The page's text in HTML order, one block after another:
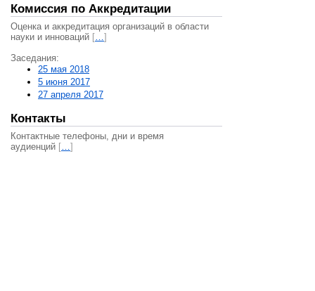
Комиссия по Аккредитации
Оценка и аккредитация организаций в области
науки и инноваций […]
Заседания:
25 мая 2018
5 июня 2017
27 апреля 2017
Контакты
Контактные телефоны, дни и время
аудиенций […]